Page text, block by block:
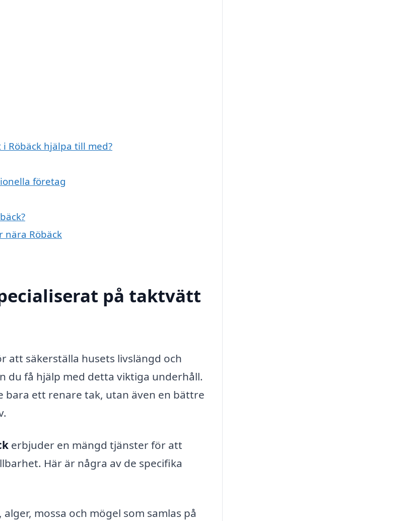
Röbäck hjälpa till med?
företag
nära Röbäck
på taktvätt
att säkerställa husets livslängd och
du få hjälp med detta viktiga underhåll.
ett renare tak, utan även en bättre
erbjuder en mängd tjänster för att
Här är några av de specifika
mossa och mögel som samlas på